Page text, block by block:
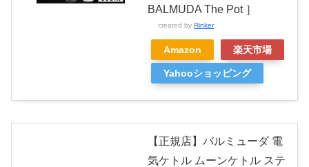
BALMUDA The Pot ］
created by Rinker
Amazon 楽天市場
Yahooショッピング
【正規店】バルミューダ 電
気ケトル ムーンケトル ステ